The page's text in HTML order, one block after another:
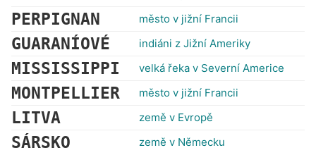
PERPIGNAN město v jižní Francii
GUARANÍOVÉ indiáni z Jižní Ameriky
MISSISSIPPI velká řeka v Severní Americe
MONTPELLIER město v jižní Francii
LITVA země v Evropě
SÁRSKO země v Německu